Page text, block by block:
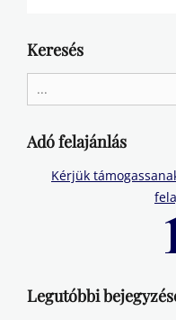
Keresés
for:
Adó felajánlás
Kérjük
Legutóbbi